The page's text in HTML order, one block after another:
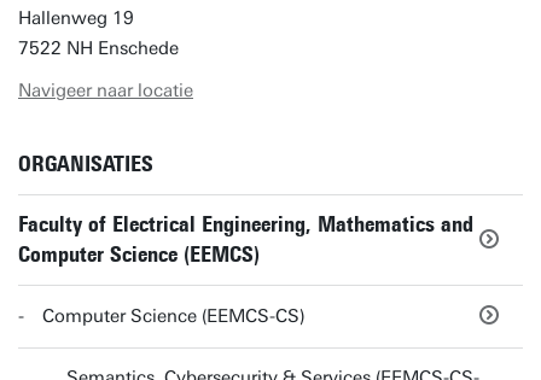
Hallenweg 19
7522 NH Enschede
Navigeer naar locatie
ORGANISATIES
Faculty of Electrical Engineering, Mathematics and
Computer Science (EEMCS)
Computer Science (EEMCS-CS)